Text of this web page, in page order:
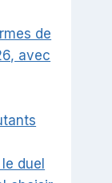
de
avec
duel